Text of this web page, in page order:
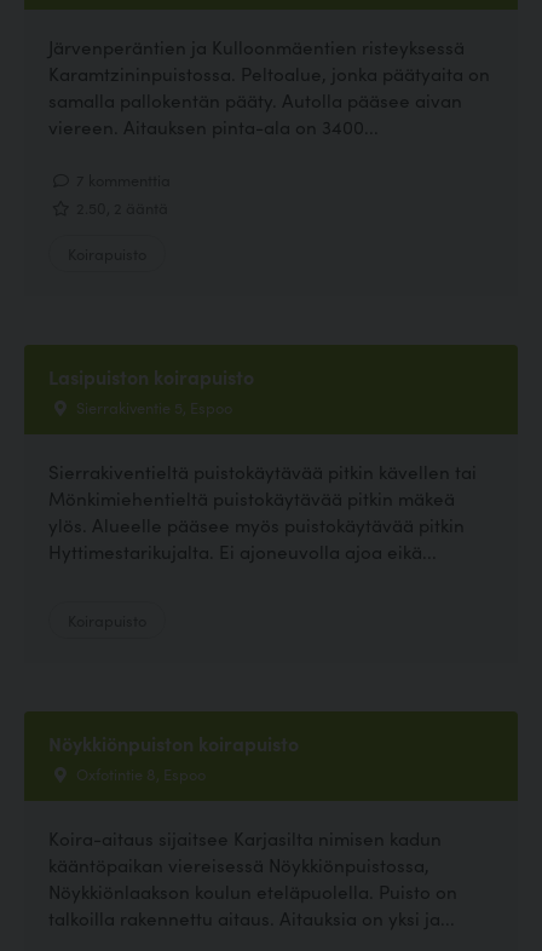
Järvenperäntien ja Kulloonmäentien risteyksessä
Karamtzininpuistossa. Peltoalue, jonka päätyaita on
samalla pallokentän pääty. Autolla pääsee aivan
viereen. Aitauksen pinta-ala on 3400...
Lasipuiston koirapuisto
Sierrakiventie 5, Espoo
Sierrakiventieltä puistokäytävää pitkin kävellen tai
Mönkimiehentieltä puistokäytävää pitkin mäkeä
ylös. Alueelle pääsee myös puistokäytävää pitkin
Hyttimestarikujalta. Ei ajoneuvolla ajoa eikä...
Nöykkiönpuiston koirapuisto
Oxfotintie 8, Espoo
Koira-aitaus sijaitsee Karjasilta nimisen kadun
kääntöpaikan viereisessä Nöykkiönpuistossa,
Nöykkiönlaakson koulun eteläpuolella. Puisto on
talkoilla rakennettu aitaus. Aitauksia on yksi ja...